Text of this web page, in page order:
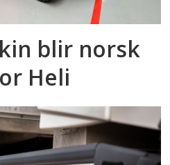
blir norsk
Heli